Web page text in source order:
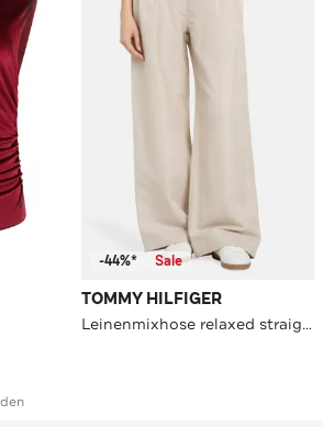
-44%* Sale
TOMMY HILFIGER
Leinenmixhose relaxed straight